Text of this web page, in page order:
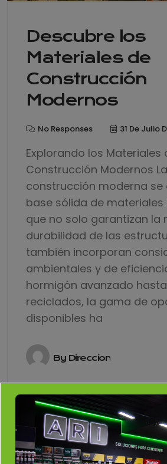
Descubre los
Materiales de
Construcción
Modernos
No Responses 31 De Julio
Explorando los Materiales
Construcción Modernos La
construcción moderna se
base sólida de
que no solo garantizan la
durabilidad de las
también incorporan
ambientales y de
hormigón avanzado
reciclados, la gama de
disponibles ha
By Direccion